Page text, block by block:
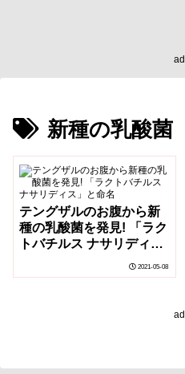
ad
新種の乳酸菌
テングザルのお腹から新
種の乳酸菌を発見! 「ラク
トバチルス ナサリディ
2021-05-08
ad